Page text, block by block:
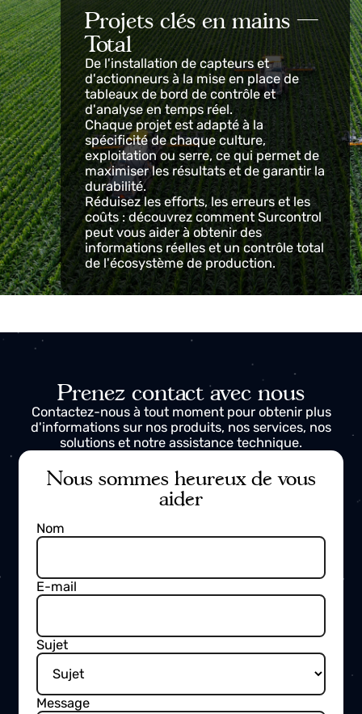
Projets clés en mains —
Total
De l'installation de capteurs et
d'actionneurs à la mise en place de
tableaux de bord de contrôle et
d'analyse en temps réel.
Chaque projet est adapté à la
maximiser les résultats et de garantir la
Réduisez les efforts, les erreurs et les
coûts : découvrez comment Surcontrol
peut vous aider à obtenir des
informations réelles et un contrôle total
de l'écosystème de production.
Prenez contact avec nous
Contactez-nous à tout moment pour obtenir plus
Nous sommes heureux de vous
aider